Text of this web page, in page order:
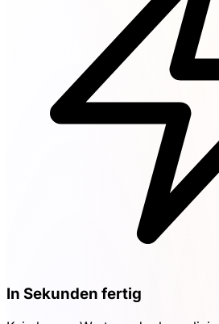
In Sekunden fertig